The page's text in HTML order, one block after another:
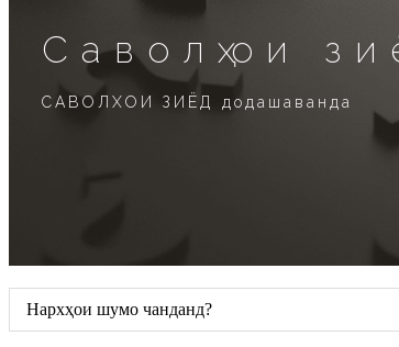
Саволҳои
САВОЛХОИ ЗИЁД додашаванда
Нархҳои шумо чанданд?